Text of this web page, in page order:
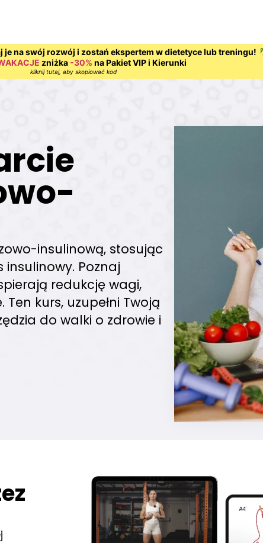
je na swój rozwój i zostań ekspertem w dietetyce lub treningu!
zniżka -30% na Pakiet VIP i Kierunki
kliknij tutaj, aby skopiować kod
insulinową, stosując
Poznaj
redukcję wagi,
kurs, uzupełni Twoją
do walki o zdrowie i